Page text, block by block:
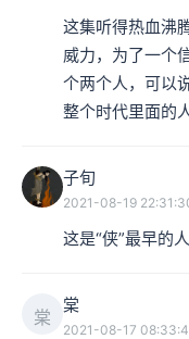
这集听得热血沸
威力，为了一个
个两个人，可以
整个时代里面的
子旬
2021-08-19
这是“侠”最早的
棠
棠
2021-08-17